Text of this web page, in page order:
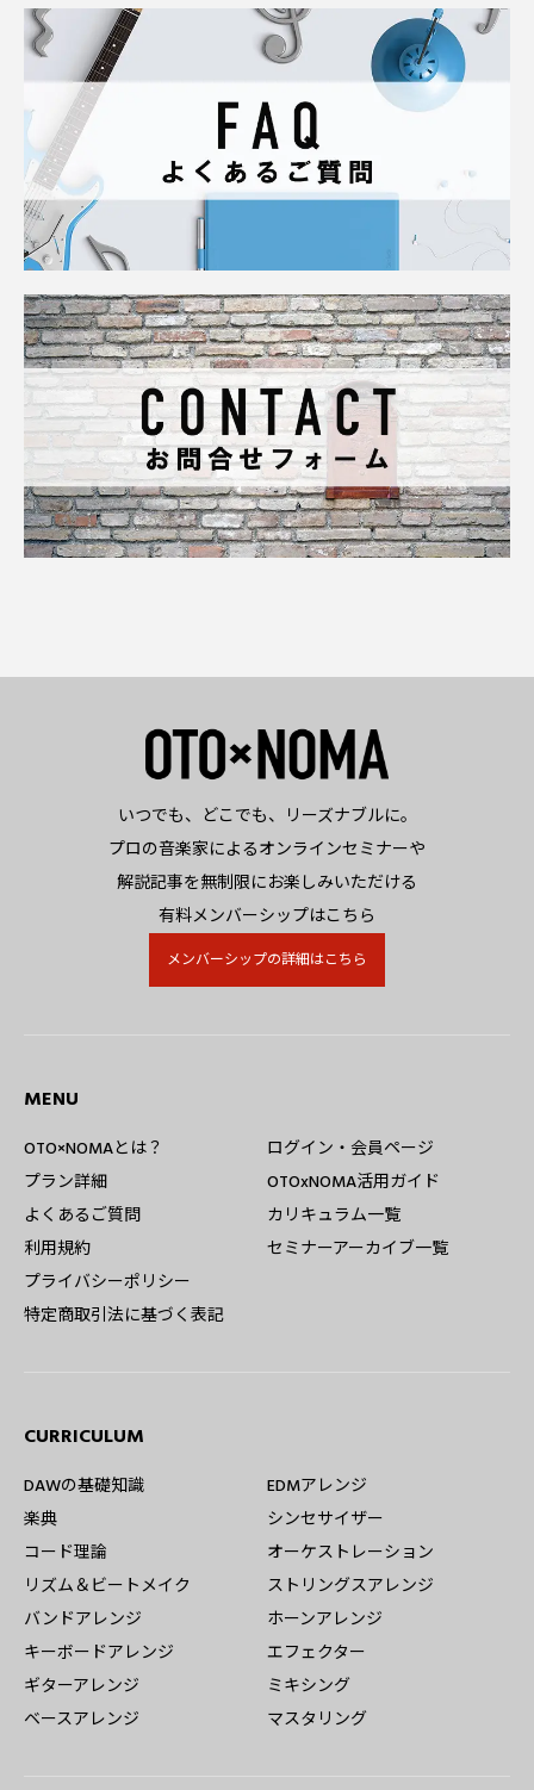
いつでも、どこでも、リーズナブルに。
プロの音楽家によるオンラインセミナーや
解説記事を無制限にお楽しみいただける
有料メンバーシップはこちら
メンバーシップの詳細はこちら
MENU
OTO×NOMAとは？
プラン詳細
よくあるご質問
利用規約
プライバシーポリシー
特定商取引法に基づく表記
ログイン・会員ページ
OTOxNOMA活用ガイド
カリキュラム一覧
セミナーアーカイブ一覧
CURRICULUM
DAWの基礎知識
楽典
コード理論
リズム＆ビートメイク
バンドアレンジ
キーボードアレンジ
ギターアレンジ
ベースアレンジ
EDMアレンジ
シンセサイザー
オーケストレーション
ストリングスアレンジ
ホーンアレンジ
エフェクター
ミキシング
マスタリング